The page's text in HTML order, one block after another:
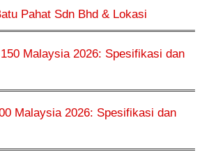
Pahat Sdn Bhd & Lokasi
Malaysia 2026: Spesifikasi dan
Malaysia 2026: Spesifikasi dan